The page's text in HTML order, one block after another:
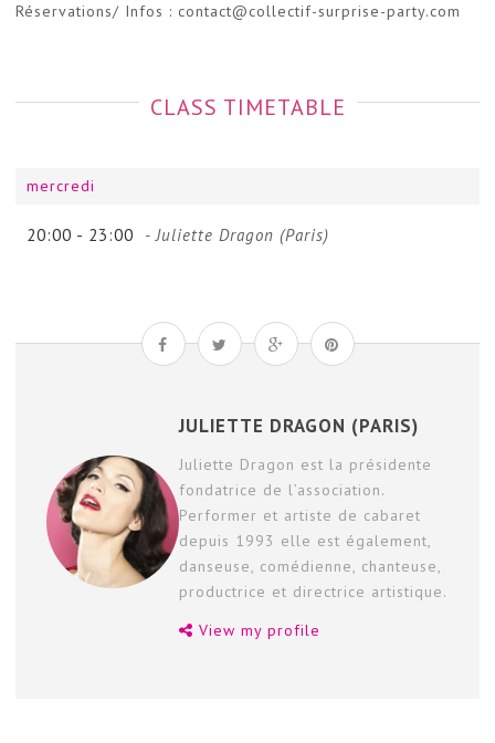
Réservations/ Infos : contact@collectif-surprise-party.com
CLASS TIMETABLE
mercredi
20:00 - 23:00 - Juliette Dragon (Paris)
JULIETTE DRAGON (PARIS)
Juliette Dragon est la présidente
fondatrice de l’association.
Performer et artiste de cabaret
depuis 1993 elle est également,
danseuse, comédienne, chanteuse,
productrice et directrice artistique.
View my profile